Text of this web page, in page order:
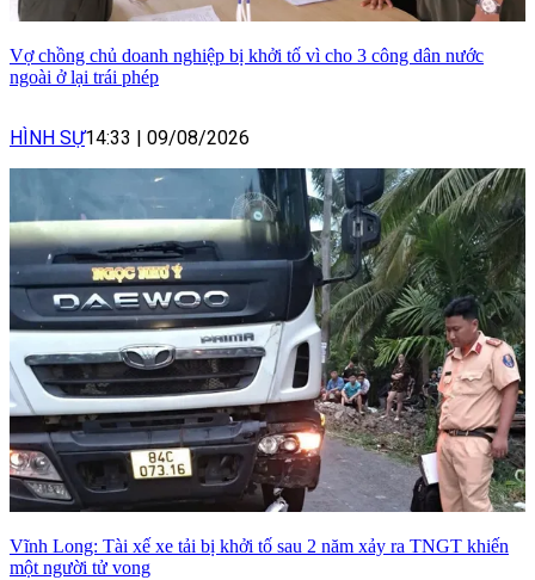
Vợ chồng chủ doanh nghiệp bị khởi tố vì cho 3 công dân nước
ngoài ở lại trái phép
HÌNH SỰ14:33 09/08/2026
Vĩnh Long: Tài xế xe tải bị khởi tố sau 2 năm xảy ra TNGT khiến
một người tử vong